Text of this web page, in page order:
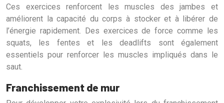
Ces exercices renforcent les muscles des jambes et
améliorent la capacité du corps à stocker et à libérer de
l’énergie rapidement. Des exercices de force comme les
squats, les fentes et les deadlifts sont également
essentiels pour renforcer les muscles impliqués dans le
saut.
Franchissement de mur